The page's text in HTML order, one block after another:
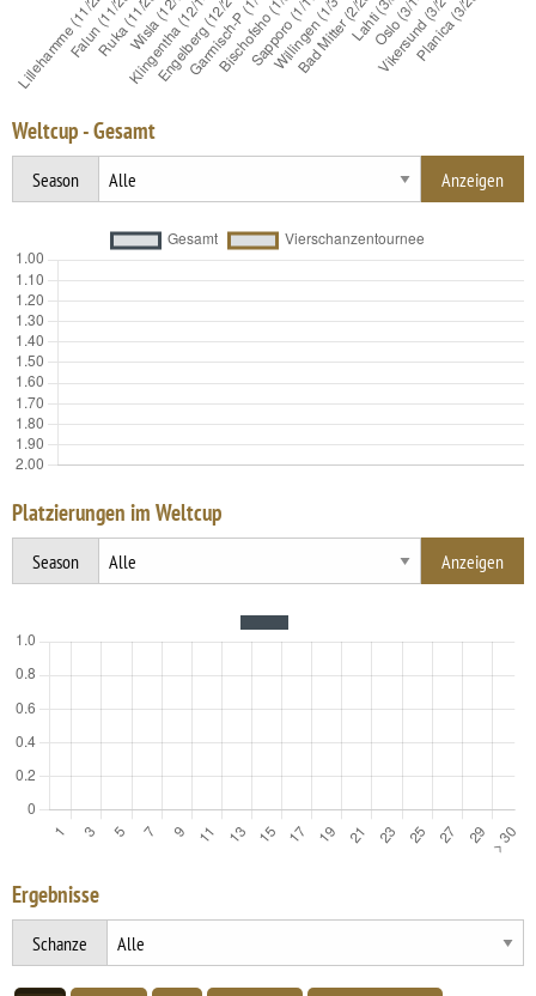
Weltcup - Gesamt
Season
Platzierungen im Weltcup
Season
Ergebnisse
Schanze